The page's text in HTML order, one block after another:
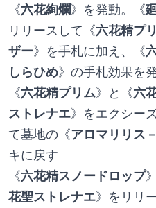
《六花絢爛》を発動。《
リリースして《六花精プ
ザー》を手札に加え、《
しらひめ》の手札効果を
《六花精プリム》と《六
ストレナエ》をエクシー
て墓地の《アロマリリス
キに戻す
《六花精スノードロップ
花聖ストレナエ》をリリ